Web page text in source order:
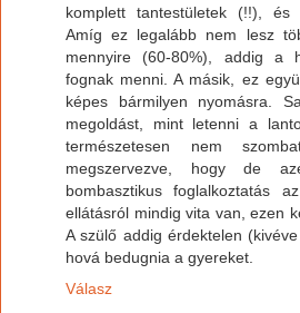
komplett tantestületek (!!), és
Amíg ez legalább nem lesz
mennyire (60-80%), addig a
fognak menni. A másik, ez
képes bármilyen nyomásra.
megoldást, mint letenni a
természetesen nem
megszervezve, hogy de
bombasztikus foglalkoztatás
ellátásról mindig vita van, ezen
A szülő addig érdektelen
hová bedugnia a gyereket.
Válasz